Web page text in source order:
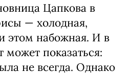
Цапкова в
— холодная,
этом набожная. И в
показаться:
не всегда. Однако